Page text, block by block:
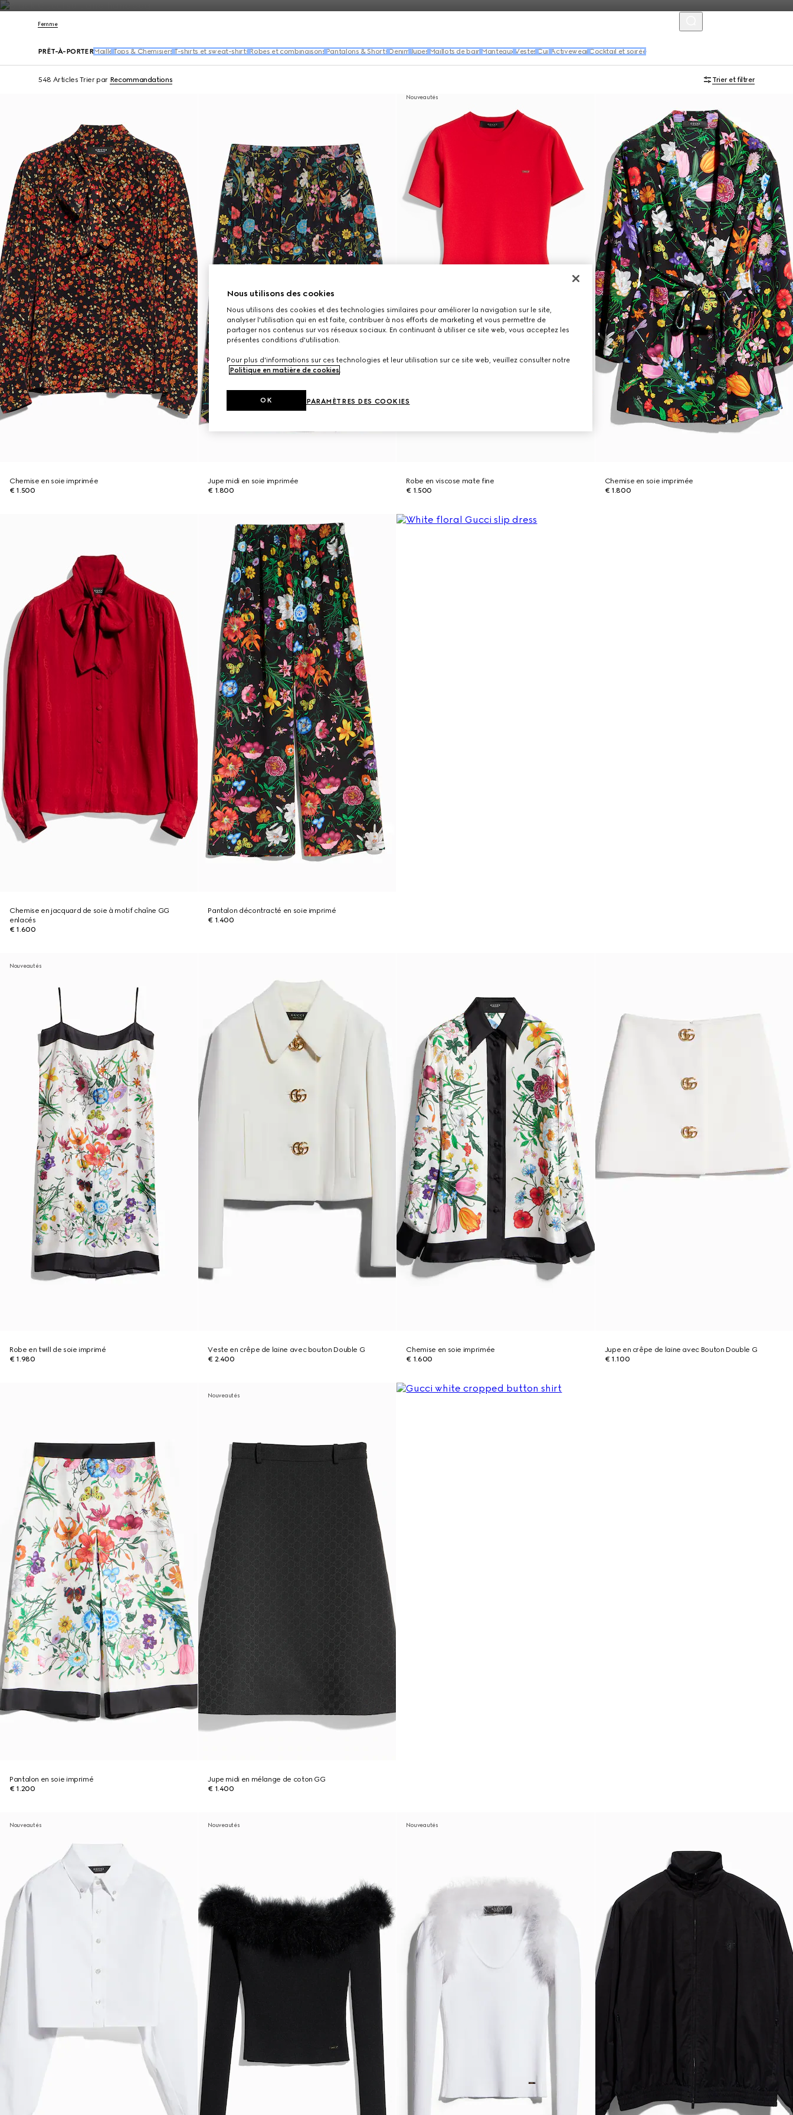
Nous Contacter
Femme
PRÊT-À-PORTERMaille Tops & Chemisiers T-shirts et sweat-shirts Robes et combinaisons Pantalons & Shorts Denim Jupes Maillots de bain Manteaux Vestes Cuir Activewear Cocktail et soirée
548 Articles Trier par Recommandations Trier et filtrer
Chemise en soie imprimée
€ 1.500
Jupe midi en soie imprimée
€ 1.800
Nouveautés
Robe en viscose mate fine
€ 1.500
Chemise en soie imprimée
€ 1.800
Chemise en jacquard de soie à motif chaîne GG
enlacés
€ 1.600
Pantalon décontracté en soie imprimé
€ 1.400
Nouveautés
Robe en twill de soie imprimé
€ 1.980
Veste en crêpe de laine avec bouton Double G
€ 2.400
Chemise en soie imprimée
€ 1.600
Jupe en crêpe de laine avec Bouton Double G
€ 1.100
Pantalon en soie imprimé
€ 1.200
Nouveautés
Jupe midi en mélange de coton GG
€ 1.400
Nouveautés Nouveautés Nouveautés
Nous utilisons des cookies
Nous utilisons des cookies et des technologies similaires pour améliorer la navigation sur le site,
analyser l'utilisation qui en est faite, contribuer à nos efforts de marketing et vous permettre de
partager nos contenus sur vos réseaux sociaux. En continuant à utiliser ce site web, vous acceptez les
présentes conditions d'utilisation.
Pour plus d'informations sur ces technologies et leur utilisation sur ce site web, veuillez consulter notre
Politique en matière de cookies.
PARAMÈTRES DES COOKIES
OK